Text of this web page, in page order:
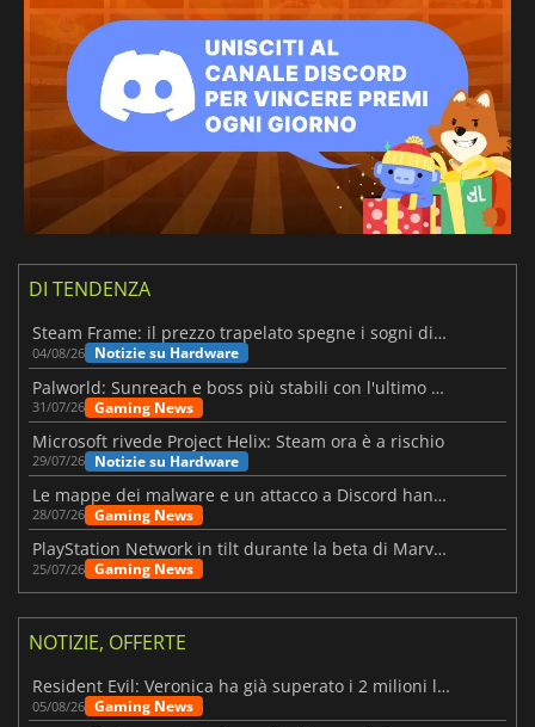
DI TENDENZA
Steam Frame: il prezzo trapelato spegne i sogni di un VR economico
04/08/26 Notizie su Hardware
Palworld: Sunreach e boss più stabili con l'ultimo update
31/07/26 Gaming News
Microsoft rivede Project Helix: Steam ora è a rischio
29/07/26 Notizie su Hardware
Le mappe dei malware e un attacco a Discord hanno colpito Meccha Chameleon
28/07/26 Gaming News
PlayStation Network in tilt durante la beta di Marvel Tōkon
25/07/26 Gaming News
NOTIZIE, OFFERTE
Resident Evil: Veronica ha già superato i 2 milioni liste dei desideri
05/08/26 Gaming News